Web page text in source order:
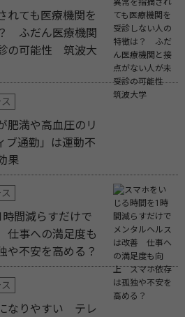
れても医療機関を
ふだん医療機関
の可能性 筑波大
肥満や高血圧のリ
通勤」は運動不
果
間減らすだけで
事への満足度も
不安を高める？
なりやすい テレ